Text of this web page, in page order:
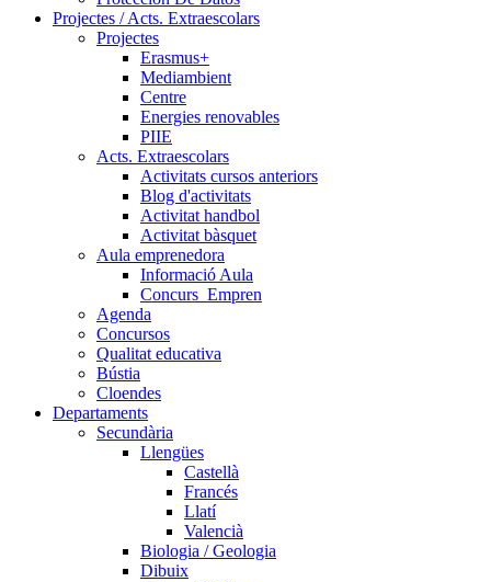
Projectes / Acts. Extraescolars
Projectes
Erasmus+
Mediambient
Centre
Energies renovables
PIIE
Acts. Extraescolars
Activitats cursos anteriors
Blog d'activitats
Activitat handbol
Activitat bàsquet
Aula emprenedora
Informació Aula
Concurs_Empren
Agenda
Concursos
Qualitat educativa
Bústia
Cloendes
Departaments
Secundària
Llengües
Castellà
Francés
Llatí
Valencià
Biologia / Geologia
Dibuix